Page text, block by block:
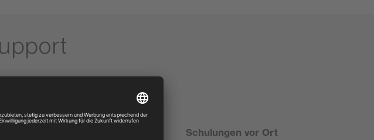
Schulungen vor Ort